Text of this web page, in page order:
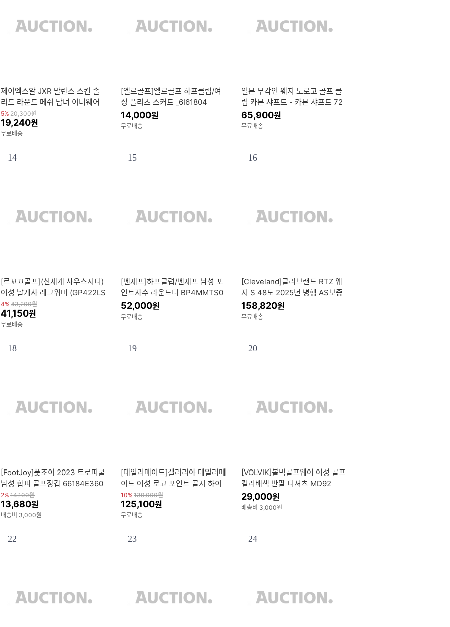
제이엑스알 JXR 발란스 스킨 솔
리드 라운드 메쉬 남녀 이너웨어
5% 20,300원
19,240원
무료배송
[엘르골프]엘르골프 하프클럽/여
성 플리츠 스커트 _6I61804
14,000원
무료배송
일본 무각인 웨지 노로고 골프 클
럽 카본 샤프트 - 카본 샤프트 72
도
65,900원
무료배송
14
[르꼬끄골프](신세계 사우스시티)
여성 날개사 레그워머 (GP422LS
AO6)
4% 43,200원
41,150원
무료배송
15
[벤제프]하프클럽/벤제프 남성 포
인트자수 라운드티 BP4MMTS0
04
52,000원
무료배송
16
[Cleveland]클리브랜드 RTZ 웨
지 S 48도 2025년 병행 AS보증
158,820원
무료배송
18
[FootJoy]풋조이 2023 트로피쿨
남성 합피 골프장갑 66184E360
71124
2% 14,100원
13,680원
배송비 3,000원
19
[테일러메이드]갤러리아 테일러메
이드 여성 로고 포인트 골지 하이
넥 니트 TWSHM7123-513 -G
10% 139,000원
125,100원
무료배송
20
[VOLVIK]볼빅골프웨어 여성 골프
컬러배색 반팔 티셔츠 MD92
29,000원
배송비 3,000원
22 23 24